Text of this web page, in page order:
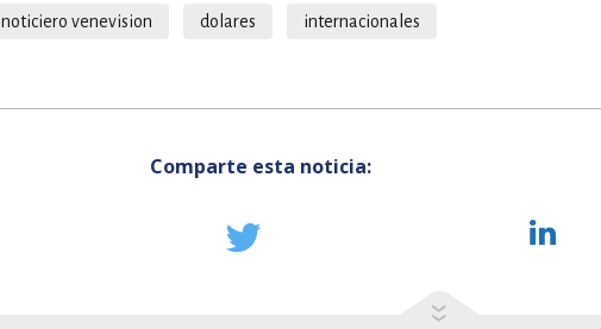
noticiero venevision dolares internacionales
Comparte esta noticia: